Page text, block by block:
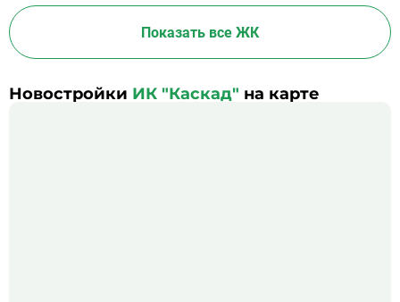
Показать все ЖК
Новостройки ИК "Каскад" на карте